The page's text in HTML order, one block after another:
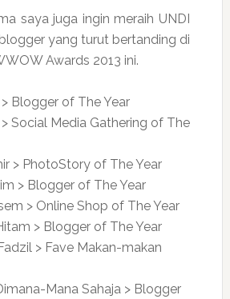
saya juga ingin meraih UNDI
yang turut bertanding di
Awards 2013 ini.
Blogger of The Year
> Social Media Gathering of The
> PhotoStory of The Year
> Blogger of The Year
> Online Shop of The Year
> Blogger of The Year
> Fave Makan-makan
Mana Sahaja > Blogger